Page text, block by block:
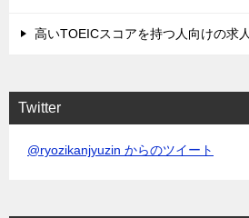
高いTOEICスコアを持つ人向けの求
Twitter
@ryozikanjyuzin からのツイート